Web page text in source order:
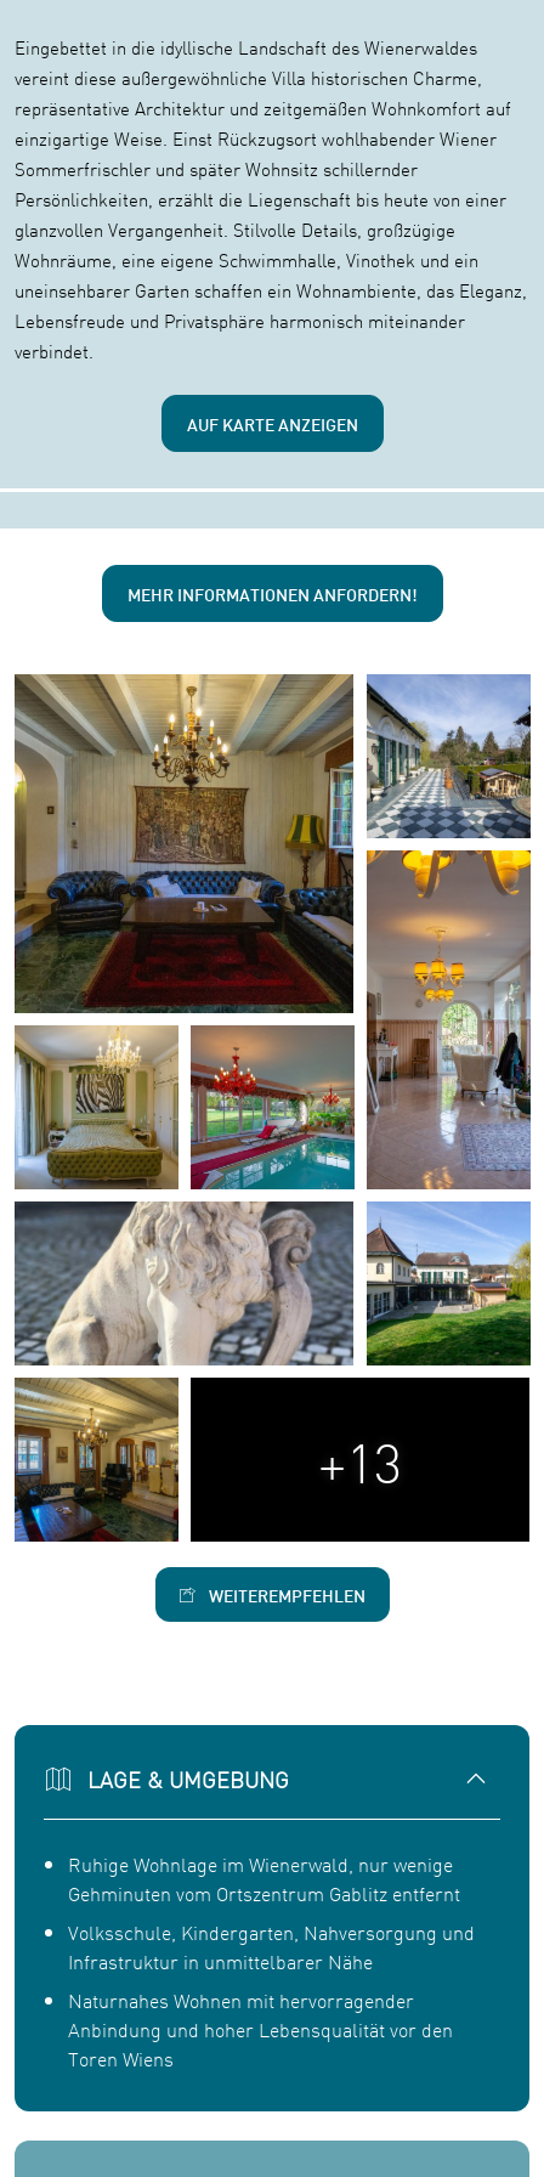
Eingebettet in die idyllische Landschaft des Wienerwaldes
vereint diese außergewöhnliche Villa historischen Charme,
repräsentative Architektur und zeitgemäßen Wohnkomfort auf
einzigartige Weise. Einst Rückzugsort wohlhabender Wiener
Sommerfrischler und später Wohnsitz schillernder
Persönlichkeiten, erzählt die Liegenschaft bis heute von einer
glanzvollen Vergangenheit. Stilvolle Details, großzügige
Wohnräume, eine eigene Schwimmhalle, Vinothek und ein
uneinsehbarer Garten schaffen ein Wohnambiente, das Eleganz,
Lebensfreude und Privatsphäre harmonisch miteinander
verbindet.
AUF KARTE ANZEIGEN
MEHR INFORMATIONEN ANFORDERN!
+13
WEITEREMPFEHLEN
LAGE & UMGEBUNG
Ruhige Wohnlage im Wienerwald, nur wenige
Gehminuten vom Ortszentrum Gablitz entfernt
Volksschule, Kindergarten, Nahversorgung und
Infrastruktur in unmittelbarer Nähe
Naturnahes Wohnen mit hervorragender
Anbindung und hoher Lebensqualität vor den
Toren Wiens